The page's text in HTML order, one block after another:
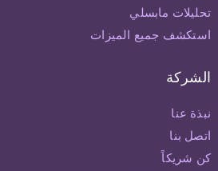
تحليلات مابسلي
استكشف جميع الميزات
الشركة
نبذة عنا
اتصل بنا
كن شريكاً